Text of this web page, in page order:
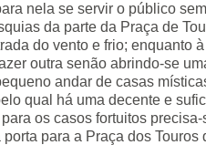
nela se servir o público
da parte da Praça de
do vento e frio; enquanto
outra senão abrindo-se
andar de casas
qual há uma decente e
os casos fortuitos
para a Praça dos Touros